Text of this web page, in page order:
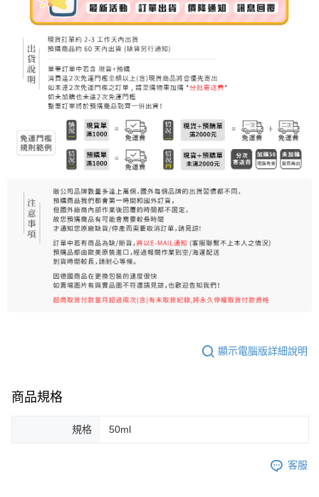
顯示電腦版詳細說明
商品規格
規格 50ml
客服